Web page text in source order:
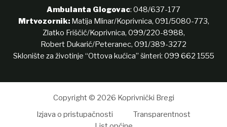
Ambulanta Glogovac: 048/637-177
Mrtvozornik:Matija Mlinar/Koprivnica, 091/5080-773,
Zlatko Friščić/Koprivnica, 099/220-8988,
Robert Dukarić/Peteranec, 091/389-3272
Sklonište za životinje “Ottova kućica” šinteri: 099 662 1555
Copyright © 2026 Koprivnički Bregi
Izjava o pristupačnosti
Transparentnost